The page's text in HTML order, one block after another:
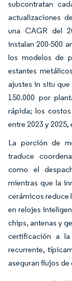
subcontratan
actualizaciones
una CAGR del
instalan 200-500
los modelos de
estantes
ajustes in situ que
150.000 por
rápida; los
entre 2023 y
La porción de
traduce
como el
mientras que la
cerámicos reduce
en relojes
chips, antenas y
certificación a
recurrente,
aseguran flujos